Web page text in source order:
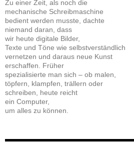
Zu einer Zeit, als noch die
mechanische Schreibmaschine
bedient werden musste, dachte
niemand daran, dass
wir heute digitale Bilder,
Texte und Töne wie selbstverständlich
vernetzen und daraus neue Kunst
erschaffen. Früher
spezialisierte man sich – ob malen,
töpfern, klampfen, trällern oder
schreiben, heute reicht
ein Computer,
um alles zu können.